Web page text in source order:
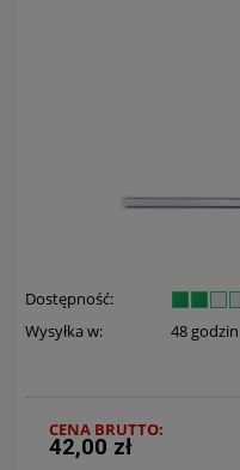
Dostępność:
Wysyłka w:
48 godzin
CENA BRUTTO:
42,00 zł